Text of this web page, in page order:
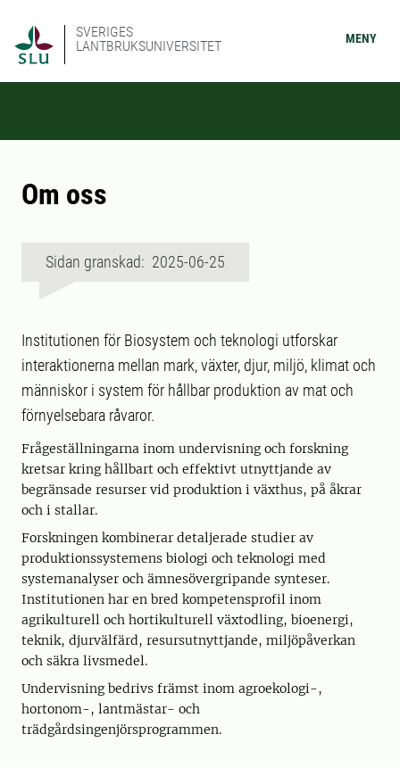
SVERIGES
LANTBRUKSUNIVERSITET
MENY
Om oss
Sidan granskad: 2025-06-25
Institutionen för Biosystem och teknologi utforskar
interaktionerna mellan mark, växter, djur, miljö, klimat och
människor i system för hållbar produktion av mat och
förnyelsebara råvaror.
Frågeställningarna inom undervisning och forskning
kretsar kring hållbart och effektivt utnyttjande av
begränsade resurser vid produktion i växthus, på åkrar
och i stallar.
Forskningen kombinerar detaljerade studier av
produktionssystemens biologi och teknologi med
systemanalyser och ämnesövergripande synteser.
Institutionen har en bred kompetensprofil inom
agrikulturell och hortikulturell växtodling, bioenergi,
teknik, djurvälfärd, resursutnyttjande, miljöpåverkan
och säkra livsmedel.
Undervisning bedrivs främst inom agroekologi-,
hortonom-, lantmästar- och
trädgårdsingenjörsprogrammen.